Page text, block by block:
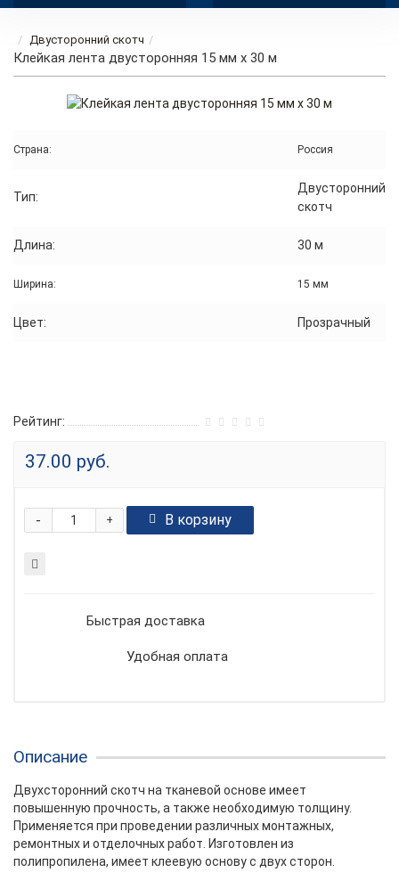
Двусторонний скотч
Клейкая лента двусторонняя 15 мм x 30 м
Страна: Россия
Тип:
Двусторонний
скотч
Длина: 30 м
Ширина: 15 мм
Цвет: Прозрачный
Рейтинг:
37.00 руб.
+
- В корзину
Быстрая доставка
Удобная оплата
Описание
Двухсторонний скотч на тканевой основе имеет
повышенную прочность, а также необходимую толщину.
Применяется при проведении различных монтажных,
ремонтных и отделочных работ. Изготовлен из
полипропилена, имеет клеевую основу с двух сторон.